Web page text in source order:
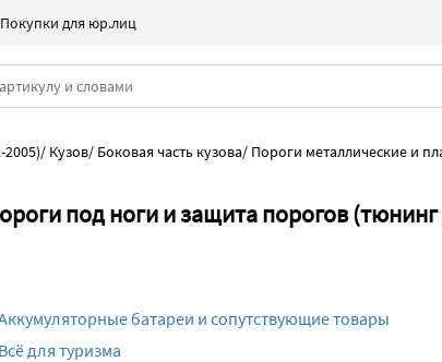
Покупки для юр.лиц
2005)/ Кузов/ Боковая часть кузова/ Пороги металлические и
под ноги и защита порогов (тюнинг
батареи и сопутствующие товары
Всё для туризма